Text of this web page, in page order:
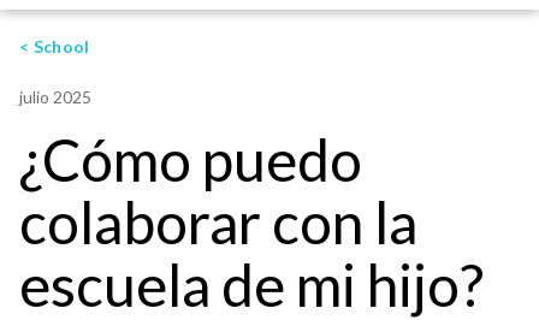
< School
julio 2025
¿Cómo puedo
colaborar con la
escuela de mi hijo?